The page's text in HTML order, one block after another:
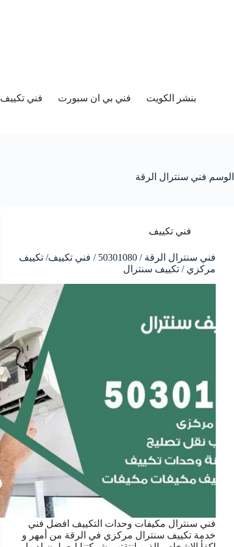
بنشر الكويت فني بي ان سبورت فني تكييف
الوسم فني سنترال الرقة
فني تكييف
فني سنترال الرقة / 50301080 / فني تكييف/ تكييف
مركزي / تكييف سنترال
فني سنترال مكيفات وحدات التكييف افضل فني
خدمة تكييف سنترال مركزي في الرقة من أمهر و